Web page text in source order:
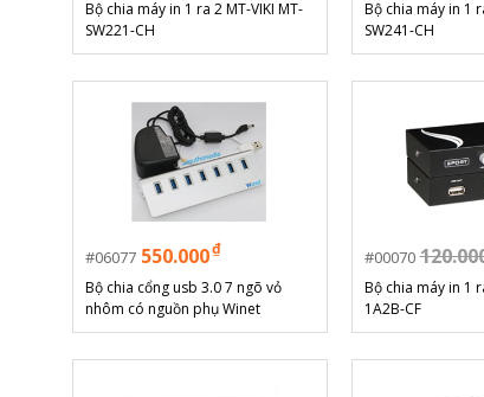
Bộ chia máy in 1 ra 2 MT-VIKI MT-
SW221-CH
Bộ chia máy in 1
SW241-CH
06077 550.000₫
Bộ chia cổng usb 3.0 7 ngõ vỏ
nhôm có nguồn phụ Winet
00070
Bộ chia máy in 1
1A2B-CF